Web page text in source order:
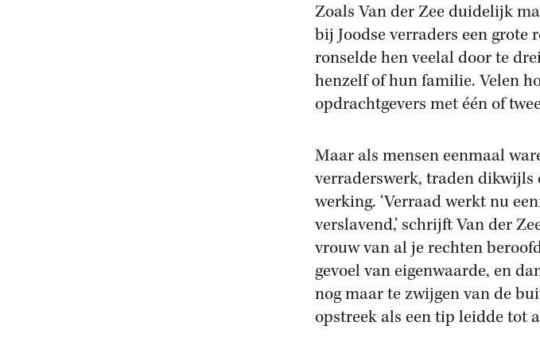
Zoals Van der Zee duidelijk
bij Joodse verraders een grote
ronselde hen veelal door te
henzelf of hun familie. Velen
opdrachtgevers met één of
Maar als mensen eenmaal
verraderswerk, traden
werking. ‘Verraad werkt nu
verslavend,’ schrijft Van der
vrouw van al je rechten
gevoel van eigenwaarde, en
nog maar te zwijgen van de
opstreek als een tip leidde tot